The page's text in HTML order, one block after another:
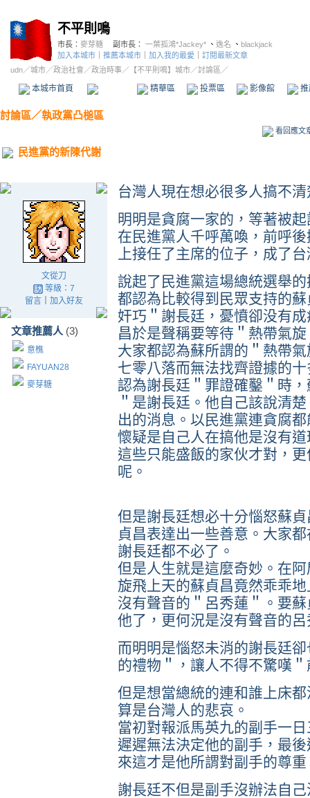
不平則鳴
市長： 麥芽糖 副市長： 一葉孤鴻*Jackey* 、 逸名 、 blackjack
加入本城市
推薦本城市 加入我的最愛
訂閱最新文章
udn／城市／政治社會 ／政治時事／ 【不平則鳴】城市／討論區／
本城市首頁 精華區 投票區 影像館
討論區／執政黨凸槌區
看回應文
民進黨的新陳代謝
文從刀
等級：7
留言｜ 加入好友
文章推薦人 (3)
意樵
FAYUAN28
麥芽糖
台灣人現在想必很多人搞不
明明是貪腐一家的，等著被
在民進黨人千呼萬喚，前呼
上接任了主席的位子，成了
說起了民進黨這場總統選舉
都認為比較得到民眾支持的
奸巧＂謝長廷，憂憤卻没有
昌於是聲稱要等待＂熱帶氣旋
大家都認為蘇所謂的＂熱帶
七零八落而無法找齊證據的
認為謝長廷＂罪證確鑿＂時
＂是謝長廷。他自己該說清
出的消息。以民進黨連貪腐
懷疑是自己人在搞他是沒有
這些只能盛飯的家伙才對，
呢。
但是謝長廷想必十分惱怒蘇
貞昌表達出一些善意。大家
謝長廷都不必了。
但是人生就是這麼奇妙。在
旋飛上天的蘇貞昌竟然乖乖
沒有聲音的＂呂秀蓮＂。要
他了，更何況是沒有聲音的
而明明是惱怒未消的謝長廷
的禮物＂，讓人不得不驚嘆
但是想當總統的連和誰上床
算是台灣人的悲哀。
當初對報派馬英九的副手一
遲遲無法決定他的副手，最
來這才是他所謂對副手的尊重
謝長廷不但是副手沒辦法自